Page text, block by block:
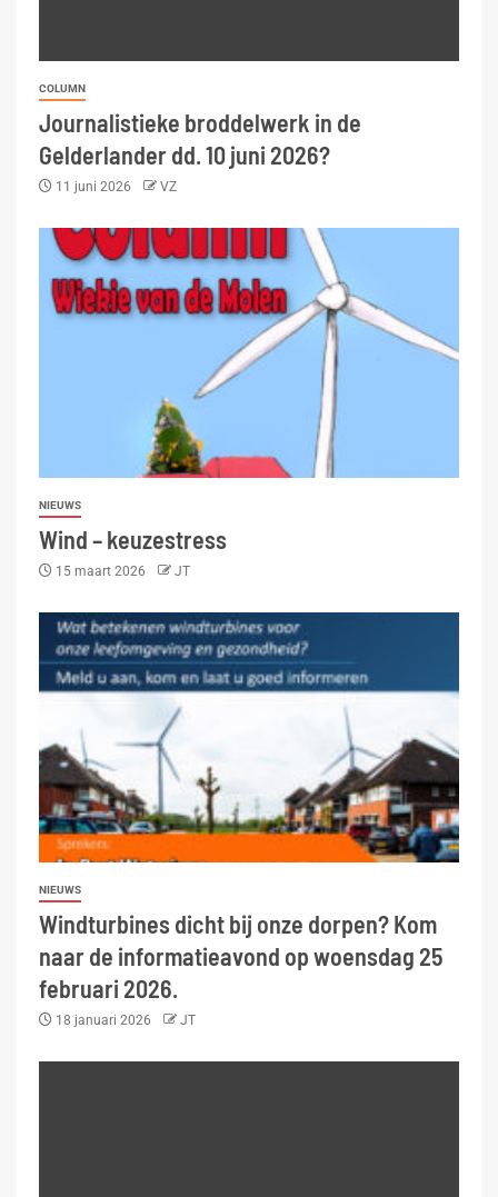
COLUMN
Journalistieke broddelwerk in de
Gelderlander dd. 10 juni 2026?
11 juni 2026 VZ
NIEUWS
Wind – keuzestress
15 maart 2026 JT
NIEUWS
Windturbines dicht bij onze dorpen? Kom
naar de informatieavond op woensdag 25
februari 2026.
18 januari 2026 JT